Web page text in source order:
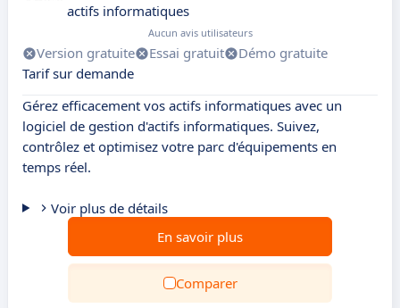
actifs informatiques
Aucun avis utilisateurs
Version gratuite Essai gratuit
Démo gratuite
Tarif sur demande
Gérez efficacement vos actifs informatiques avec un
logiciel de gestion d'actifs informatiques. Suivez,
contrôlez et optimisez votre parc d'équipements en
temps réel.
Voir plus de détails
En savoir plus
Comparer